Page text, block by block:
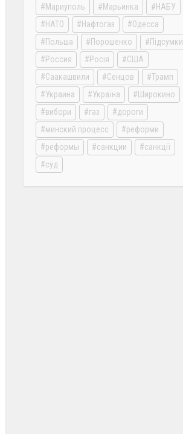
Мариуполь
Марьинка
НАБУ
НАТО
Нафтогаз
Одесса
Польша
Порошенко
Підсумки
Россия
Росія
США
Саакашвили
Сенцов
Трамп
Украина
Україна
Широкино
вибори
газ
дороги
минский процесс
реформи
реформы
санкции
санкції
суд